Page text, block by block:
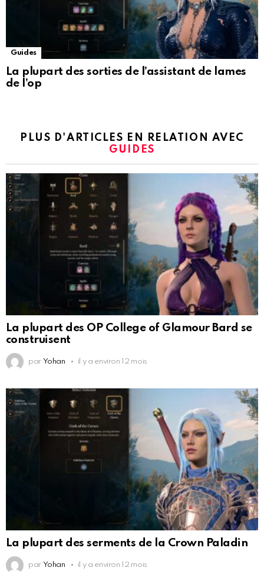
Guides
La plupart des sorties de l’assistant de lames
de l’op
PLUS D'ARTICLES EN RELATION AVEC
GUIDES
La plupart des OP College of Glamour Bard se
construisent
par Yohan il y a environ 12 mois
La plupart des serments de la Crown Paladin
par Yohan il y a environ 12 mois